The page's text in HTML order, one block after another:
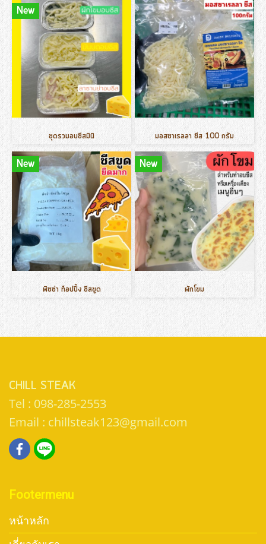
New
ชุดรวมอบชีสมินิ มอสซาเรลลา ชีส 100 กรัม
New
พิซซ่า ท็อปปิ้ง ชีสขูด
New
ผักโขม
CHILL STEAK
Tel : 098-285-2553
Email : chillsteak123@gmail.com
Footermenu
หน้าหลัก